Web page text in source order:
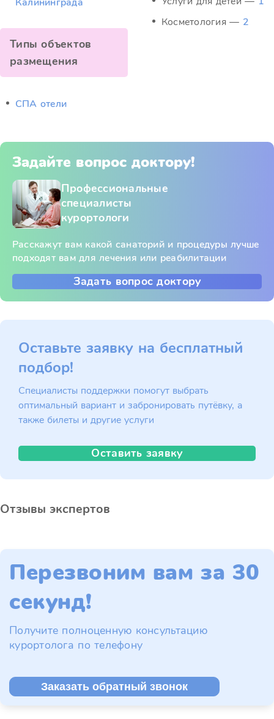
Типы объектов
размещения
СПА отели
Косметология — 2
Задайте вопрос доктору!
Профессиональные
специалисты
курортологи
Расскажут вам какой санаторий и процедуры лучше
подходят вам для лечения или реабилитации
Задать вопрос доктору
Оставьте заявку на бесплатный
подбор!
Специалисты поддержки помогут выбрать
оптимальный вариант и забронировать путёвку, а
также билеты и другие услуги
Оставить заявку
Отзывы экспертов
Перезвоним вам за 30
секунд!
Получите полноценную консультацию
курортолога по телефону
Заказать обратный звонок